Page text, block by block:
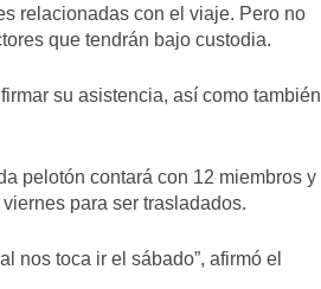
relacionadas con el viaje. Pero no
que tendrán bajo custodia.
su asistencia, así como también
pelotón contará con 12 miembros y
para ser trasladados.
nos toca ir el sábado”, afirmó el